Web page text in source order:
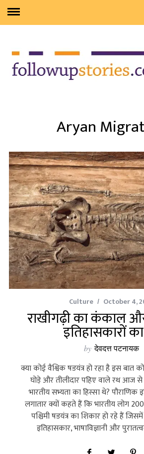
Aryan
Culture October 4,
राखीगढ़ी का कंकाल
इतिहासकारों
by देवदत्त पटनायक
क्या कोई वैश्विक षडयंत्र हो रहा है इस
घोड़े और तीलीदार पहिए वाले रथ आज
भारतीय सभ्यता का हिस्सा थे?
लगातार क्यों कहते हैं कि भारतीय लोग
पश्चिमी षडयंत्र का शिकार हो रहे हैं
इतिहासकार, भाषाविज्ञानी और